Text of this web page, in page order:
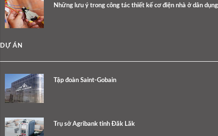
Những lưu ý trong công tác thiết kế cơ điện nhà ở dân dụng
DỰ ÁN
Tập đoàn Saint-Gobain
Trụ sở Agribank tỉnh Đăk Lăk